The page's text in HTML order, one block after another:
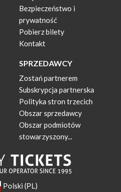
Bezpieczeństwo i
prywatność
Pobierz bilety
Kontakt
SPRZEDAWCY
Zostań partnerem
Subskrypcja partnerska
Polityka stron trzecich
Obszar sprzedawcy
Obszar podmiotów
stowarzyszony...
Polski (PL)